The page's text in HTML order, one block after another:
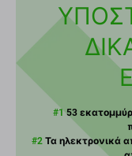
#153
#2 Τα ηλεκτρονικά